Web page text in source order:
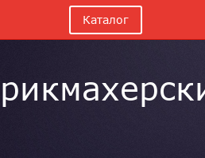
Каталог